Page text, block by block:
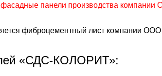
панели производства
фиброцементный лист компании ООО
«СДС-КОЛОРИТ»: